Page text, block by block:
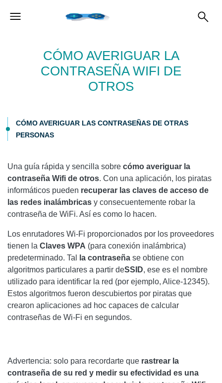
CÓMO AVERIGUAR LA
CONTRASEÑA WIFI DE
OTROS
CÓMO AVERIGUAR LAS CONTRASEÑAS DE OTRAS
PERSONAS
Una guía rápida y sencilla sobre cómo averiguar la
contraseña Wifi de otros. Con una aplicación, los piratas
informáticos pueden recuperar las claves de acceso de
las redes inalámbricas y consecuentemente robar la
contraseña de WiFi. Así es como lo hacen.
Los enrutadores Wi-Fi proporcionados por los proveedores
tienen la Claves WPA (para conexión inalámbrica)
predeterminado. Tal
la contraseña se obtiene con
algoritmos particulares a partir deSSID, ese es el nombre
utilizado para identificar la red (por ejemplo, Alice-12345).
Estos algoritmos fueron descubiertos por piratas que
crearon aplicaciones ad hoc capaces de calcular
contraseñas de Wi-Fi en segundos.
Advertencia: solo para recordarte que rastrear la
contraseña de su red y medir su efectividad es una